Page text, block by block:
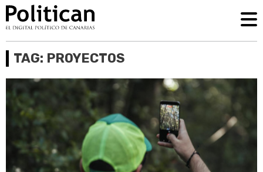
TAG: PROYECTOS